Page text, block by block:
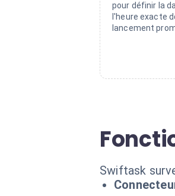
pour définir la
l'heure exacte
lancement
Swiftask